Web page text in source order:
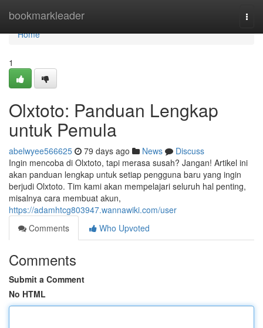
bookmarkleader
Home
Home
1
Olxtoto: Panduan Lengkap
untuk Pemula
abelwyee566625 79 days ago News
Discuss
Ingin mencoba di Olxtoto, tapi merasa susah? Jangan! Artikel ini
akan panduan lengkap untuk setiap pengguna baru yang ingin
berjudi Olxtoto. Tim kami akan mempelajari seluruh hal penting,
misalnya cara membuat akun,
https://adamhtcg803947.wannawiki.com/user
Comments
Who Upvoted
Comments
Submit a Comment
No HTML